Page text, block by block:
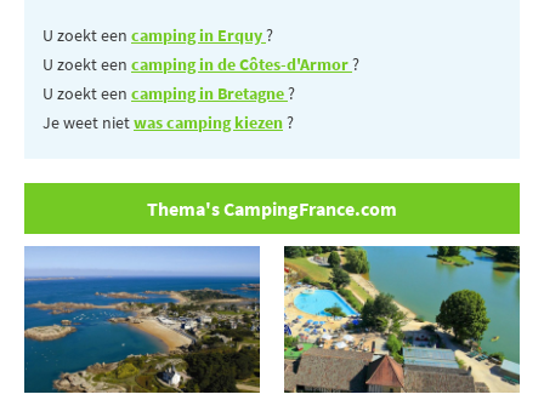
U zoekt een camping in Erquy?
U zoekt een camping in de Côtes-d'Armor?
U zoekt een camping in Bretagne?
Je weet nietwas camping kiezen?
Thema's CampingFrance.com